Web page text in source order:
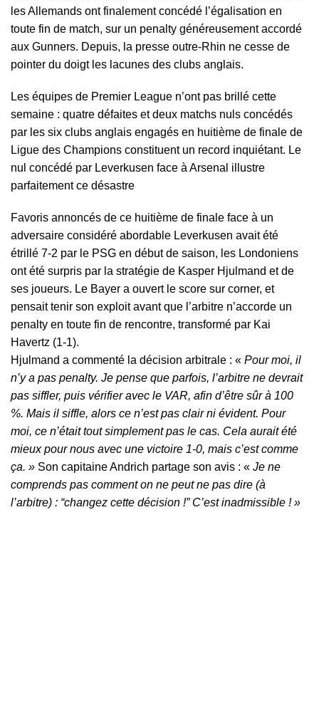
les Allemands ont finalement concédé l’égalisation en
toute fin de match, sur un penalty généreusement accordé
aux Gunners. Depuis, la presse outre-Rhin ne cesse de
pointer du doigt les lacunes des clubs anglais.
Les équipes de Premier League n’ont pas brillé cette
semaine : quatre défaites et deux matchs nuls concédés
par les six clubs anglais engagés en huitième de finale de
Ligue des Champions constituent un record inquiétant. Le
nul concédé par Leverkusen face à Arsenal illustre
parfaitement ce désastre
Favoris annoncés de ce huitième de finale face à un
adversaire considéré abordable Leverkusen avait été
étrillé 7-2 par le PSG en début de saison, les Londoniens
ont été surpris par la stratégie de Kasper Hjulmand et de
ses joueurs. Le Bayer a ouvert le score sur corner, et
pensait tenir son exploit avant que l’arbitre n’accorde un
penalty en toute fin de rencontre, transformé par Kai
Havertz (1-1).
Hjulmand a commenté la décision arbitrale : « Pour moi, il
n’y a pas penalty. Je pense que parfois, l’arbitre ne devrait
pas siffler, puis vérifier avec le VAR, afin d’être sûr à 100
%. Mais il siffle, alors ce n’est pas clair ni évident. Pour
moi, ce n’était tout simplement pas le cas. Cela aurait été
mieux pour nous avec une victoire 1-0, mais c’est comme
ça. » Son capitaine Andrich partage son avis : « Je ne
comprends pas comment on ne peut ne pas dire (à
l’arbitre) : “changez cette décision !” C’est inadmissible ! »